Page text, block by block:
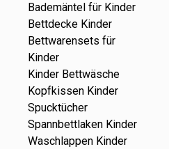
Bademäntel für Kinder
Bettdecke Kinder
Bettwarensets für
Kinder
Kinder Bettwäsche
Kopfkissen Kinder
Spucktücher
Spannbettlaken Kinder
Waschlappen Kinder